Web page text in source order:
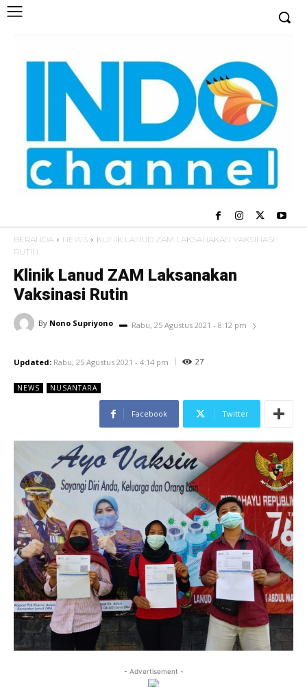
BERANDA NEWS
KLINIK LANUD ZAM LAKSANAKAN VAKSINASI
RUTIN
Klinik Lanud ZAM Laksanakan
Vaksinasi Rutin
By Nono Supriyono Rabu, 25 Agustus 2021 - 8:12 pm
Updated: Rabu, 25 Agustus 2021 - 4:14 pm 27
NEWS NUSANTARA
Facebook Twitter
- Advertisement -